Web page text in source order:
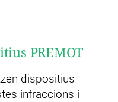
PREMOT
dispositius
infraccions i